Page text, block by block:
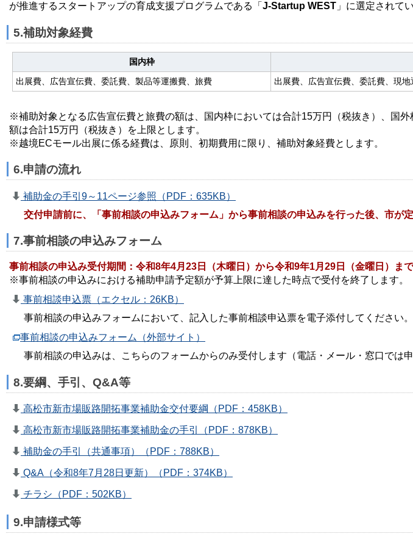
が推進するスタートアップの育成支援プログラムである「 J-Startup WEST 」に選定されて
5.補助対象経費
国内枠
出展費、広告宣伝費、委託費、製品等運搬費、旅費 出展費、広告宣伝費、委託費、現
※補助対象となる広告宣伝費と旅費の額は、国内枠においては合計15万円（税抜き）、国
額は合計15万円（税抜き）を上限とします。
※越境ECモール出展に係る経費は、原則、初期費用に限り、補助対象経費とします。
6.申請の流れ
補助金の手引9～11ページ参照（PDF：635KB）
交付申請前に、「事前相談の申込みフォーム」から事前相談の申込みを行った後、市が
7.事前相談の申込みフォーム
事前相談の申込み受付期間：令和8年4月23日（木曜日）から令和9年1月29日（金曜日）まで
※事前相談の申込みにおける補助申請予定額が予算上限に達した時点で受付を終了します。
事前相談申込票（エクセル：26KB）
事前相談の申込みフォームにおいて、記入した事前相談申込票を電子添付してください。
事前相談の申込みフォーム（外部サイト）
事前相談の申込みは、こちらのフォームからのみ受付します（電話・メール・窓口では
8.要綱、手引、Q&A等
高松市新市場販路開拓事業補助金交付要綱（PDF：458KB）
高松市新市場販路開拓事業補助金の手引（PDF：878KB）
補助金の手引（共通事項）（PDF：788KB）
Q&A（令和8年7月28日更新）（PDF：374KB）
チラシ（PDF：502KB）
9.申請様式等